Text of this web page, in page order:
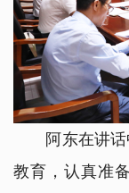
阿东在讲话
教育，认真准